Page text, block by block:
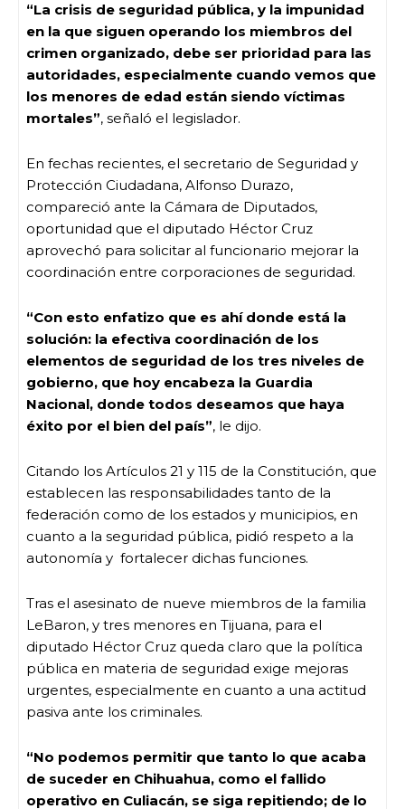
“La crisis de seguridad pública, y la impunidad
en la que siguen operando los miembros del
crimen organizado, debe ser prioridad para las
autoridades, especialmente cuando vemos que
los menores de edad están siendo víctimas
mortales”, señaló el legislador.
En fechas recientes, el secretario de Seguridad y
Protección Ciudadana, Alfonso Durazo,
compareció ante la Cámara de Diputados,
oportunidad que el diputado Héctor Cruz
aprovechó para solicitar al funcionario mejorar la
coordinación entre corporaciones de seguridad.
“Con esto enfatizo que es ahí donde está la
solución: la efectiva coordinación de los
elementos de seguridad de los tres niveles de
gobierno, que hoy encabeza la Guardia
Nacional, donde todos deseamos que haya
éxito por el bien del país”, le dijo.
Citando los Artículos 21 y 115 de la Constitución, que
establecen las responsabilidades tanto de la
federación como de los estados y municipios, en
cuanto a la seguridad pública, pidió respeto a la
autonomía y fortalecer dichas funciones.
Tras el asesinato de nueve miembros de la familia
LeBaron, y tres menores en Tijuana, para el
diputado Héctor Cruz queda claro que la política
pública en materia de seguridad exige mejoras
urgentes, especialmente en cuanto a una actitud
pasiva ante los criminales.
“No podemos permitir que tanto lo que acaba
de suceder en Chihuahua, como el fallido
operativo en Culiacán, se siga repitiendo; de lo